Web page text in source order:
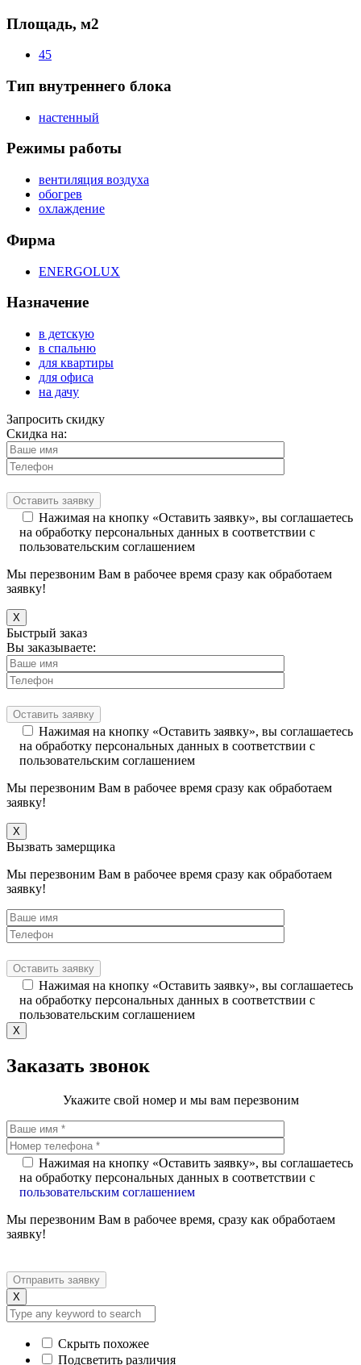
Площадь, м2
45
Тип внутреннего блока
настенный
Режимы работы
вентиляция воздуха
обогрев
охлаждение
Фирма
ENERGOLUX
Назначение
в детскую
в спальню
для квартиры
для офиса
на дачу
Запросить скидку
Скидка на:
Нажимая на кнопку «Оставить заявку», вы соглашаетесь
на обработку персональных данных в соответствии с
пользовательским соглашением
Мы перезвоним Вам в рабочее время сразу как обработаем
заявку!
X
Быстрый заказ
Вы заказываете:
Нажимая на кнопку «Оставить заявку», вы соглашаетесь
на обработку персональных данных в соответствии с
пользовательским соглашением
Мы перезвоним Вам в рабочее время сразу как обработаем
заявку!
X
Вызвать замерщика
Мы перезвоним Вам в рабочее время сразу как обработаем
заявку!
Нажимая на кнопку «Оставить заявку», вы соглашаетесь
на обработку персональных данных в соответствии с
пользовательским соглашением
X
Заказать звонок
Укажите свой номер и мы вам перезвоним
Нажимая на кнопку «Оставить заявку», вы соглашаетесь
на обработку персональных данных в соответствии с
пользовательским соглашением
Мы перезвоним Вам в рабочее время, сразу как обработаем
заявку!
X
Скрыть похожее
Подсветить различия